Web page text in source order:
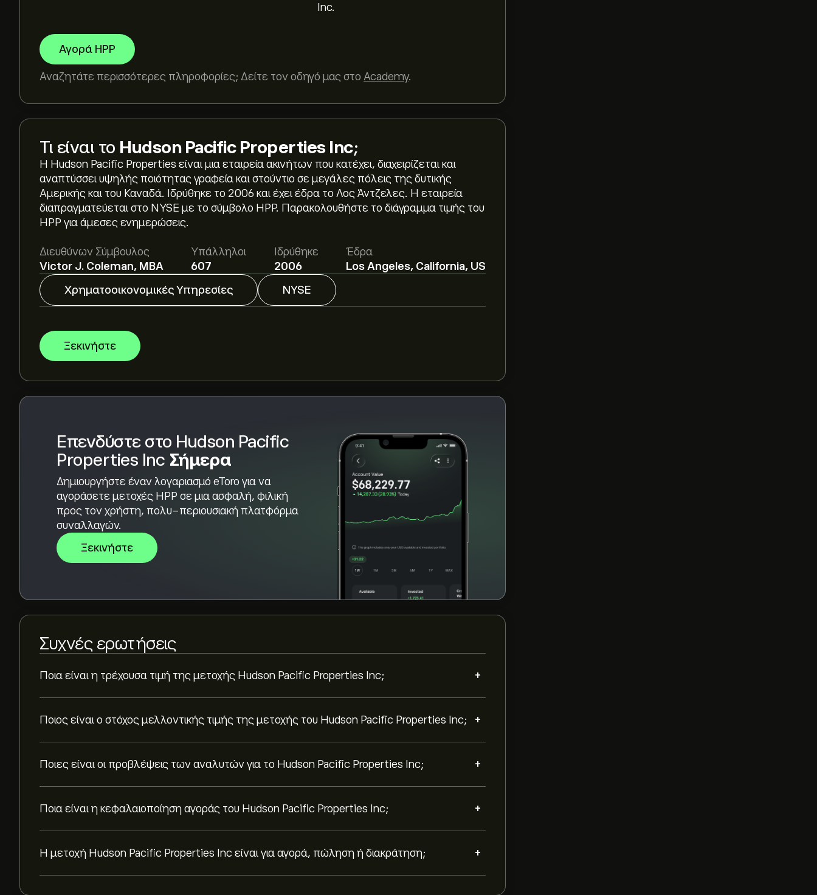
Inc.
Αγορά HPP
Αναζητάτε περισσότερες πληροφορίες; Δείτε τον οδηγό μας στο Academy.
Τι είναι το Hudson Pacific Properties Inc;
Η Hudson Pacific Properties είναι μια εταιρεία ακινήτων που κατέχει, διαχειρίζεται και
αναπτύσσει υψηλής ποιότητας γραφεία και στούντιο σε μεγάλες πόλεις της δυτικής
Αμερικής και του Καναδά. Ιδρύθηκε το 2006 και έχει έδρα το Λος Άντζελες. Η εταιρεία
διαπραγματεύεται στο NYSE με το σύμβολο HPP. Παρακολουθήστε το διάγραμμα τιμής του
HPP για άμεσες ενημερώσεις.
Διευθύνων Σύμβουλος
Victor J. Coleman, MBA
Υπάλληλοι
607
Ιδρύθηκε
2006
Έδρα
Los Angeles, California, US
Χρηματοοικονομικές Υπηρεσίες
NYSE
Ξεκινήστε
Επενδύστε στο Hudson Pacific
Properties Inc Σήμερα
Δημιουργήστε έναν λογαριασμό eToro για να
αγοράσετε μετοχές HPP σε μια ασφαλή, φιλική
προς τον χρήστη, πολυ-περιουσιακή πλατφόρμα
συναλλαγών.
Ξεκινήστε
Συχνές ερωτήσεις
Ποια είναι η τρέχουσα τιμή της μετοχής Hudson Pacific Properties Inc; +
Η τρέχουσα τιμή του HPP είναι 14.36‎$‎.
Ποιος είναι ο στόχος μελλοντικής τιμής της μετοχής του Hudson Pacific Properties Inc; +
eToro για αναλυτικές προβλέψεις και τιμές-στόχους από αναλυτές.
Ποιες είναι οι προβλέψεις των αναλυτών για το Hudson Pacific Properties Inc; +
Οι αναλυτές προσφέρουν προβλέψεις για το Hudson Pacific Properties Inc με βάση τις
τάσεις της αγοράς, τις οικονομικές αναφορές και την αναμενόμενη ανάπτυξη. Δείτε την
Ποια είναι η κεφαλαιοποίηση αγοράς του Hudson Pacific Properties Inc; +
Η κεφαλαιοποίηση αγοράς του Hudson Pacific Properties Inc είναι 778.92M‎$‎
Η μετοχή Hudson Pacific Properties Inc είναι για αγορά, πώληση ή διακράτηση; +